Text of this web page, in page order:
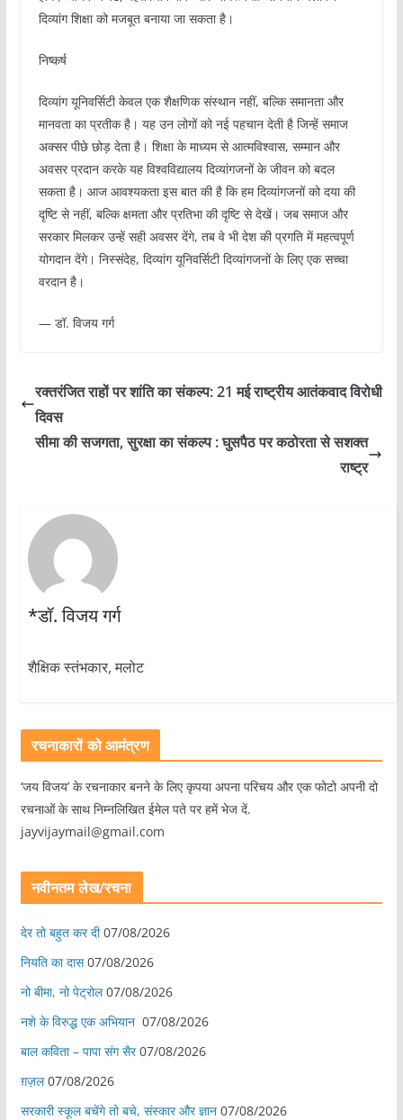
दिव्यांग शिक्षा को मजबूत बनाया जा सकता है।
निष्कर्ष
दिव्यांग यूनिवर्सिटी केवल एक शैक्षणिक संस्थान नहीं, बल्कि समानता और
मानवता का प्रतीक है। यह उन लोगों को नई पहचान देती है जिन्हें समाज
अक्सर पीछे छोड़ देता है। शिक्षा के माध्यम से आत्मविश्वास, सम्मान और
अवसर प्रदान करके यह विश्वविद्यालय दिव्यांगजनों के जीवन को बदल
सकता है। आज आवश्यकता इस बात की है कि हम दिव्यांगजनों को दया की
दृष्टि से नहीं, बल्कि क्षमता और प्रतिभा की दृष्टि से देखें। जब समाज और
सरकार मिलकर उन्हें सही अवसर देंगे, तब वे भी देश की प्रगति में महत्वपूर्ण
योगदान देंगे। निस्संदेह, दिव्यांग यूनिवर्सिटी दिव्यांगजनों के लिए एक सच्चा
वरदान है।
— डॉ. विजय गर्ग
रक्तरंजित राहों पर शांति का संकल्प: 21 मई राष्ट्रीय आतंकवाद विरोधी
दिवस
सीमा की सजगता, सुरक्षा का संकल्प : घुसपैठ पर कठोरता से सशक्त
राष्ट्र
*डॉ. विजय गर्ग
शैक्षिक स्तंभकार, मलोट
रचनाकारों को आमंत्रण
‘जय विजय’ के रचनाकार बनने के लिए कृपया अपना परिचय और एक फोटो अपनी दो
रचनाओं के साथ निम्नलिखित ईमेल पते पर हमें भेज दें.
jayvijaymail@gmail.com
नवीनतम लेख/रचना
देर तो बहुत कर दी 07/08/2026
नियति का दास 07/08/2026
नो बीमा, नो पेट्रोल 07/08/2026
नशे के विरुद्ध एक अभियान 07/08/2026
बाल कविता – पापा संग सैर 07/08/2026
ग़ज़ल 07/08/2026
सरकारी स्कूल बचेंगे तो बचे, संस्कार और ज्ञान 07/08/2026